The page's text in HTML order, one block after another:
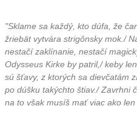
"Sklame sa každý, kto dúfa, že
žriebät vytvára strigônsky mok./
nestačí zaklínanie, nestačí
Odysseus Kirke by patril,/ keby
sú šťavy, z ktorých sa dievčatám
po dúšku takýchto štiav./ Zavrhni
na to však musíš mať viac ako